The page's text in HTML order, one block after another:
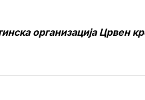
организација Црвен